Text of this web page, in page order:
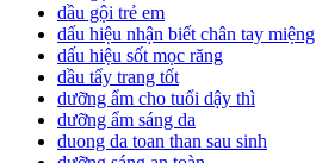
dầu gội trẻ em
dấu hiệu nhận biết chân tay miệng
dấu hiệu sốt mọc răng
dầu tẩy trang tốt
dưỡng ẩm cho tuổi dậy thì
dưỡng ẩm sáng da
duong da toan than sau sinh